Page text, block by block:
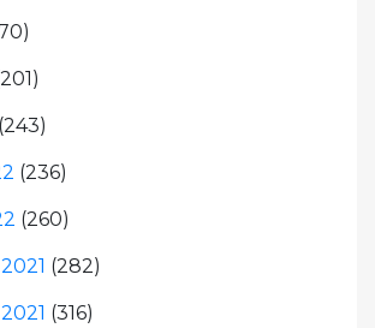
(243)
(236)
(260)
(282)
(316)